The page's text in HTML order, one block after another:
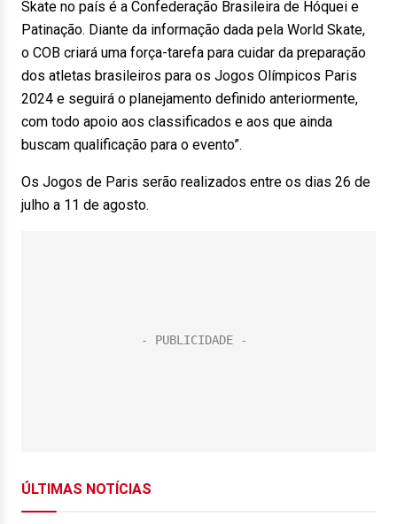
Skate no país é a Confederação Brasileira de Hóquei e
Patinação. Diante da informação dada pela World Skate,
o COB criará uma força-tarefa para cuidar da preparação
dos atletas brasileiros para os Jogos Olímpicos Paris
2024 e seguirá o planejamento definido anteriormente,
com todo apoio aos classificados e aos que ainda
buscam qualificação para o evento”.
Os Jogos de Paris serão realizados entre os dias 26 de
julho a 11 de agosto.